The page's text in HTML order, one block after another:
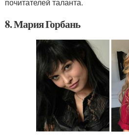
8. Мария Горбань